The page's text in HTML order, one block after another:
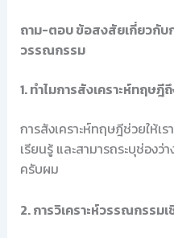
ถาม-ตอบ ข้อสงสัยเกี่ยวกับ
วรรณกรรม
1. ทำไมการสังเคราะห์ทฤษ
การสังเคราะห์ทฤษฎีช่วยให้เ
เรียนรู้ และสามารถระบุช่อง
ครับผม
2. การวิเคราะห์วรรณกรรม